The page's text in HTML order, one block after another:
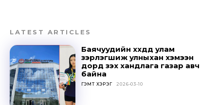
SUBSCRIBE
LATEST ARTICLES
Баячуудийн хүүхдүүд улам
зэрлэгшиж улныхан хэмээн
дорд үзэх хандлага газар авч
байна
ГЭМТ ХЭРЭГ 2026-03-10